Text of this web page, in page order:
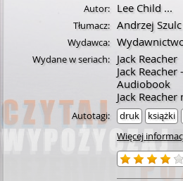
Autor: Lee Child...
Tłumacz: Andrzej Szulc
Wydawca:
Wydane w seriach:
Jack Reacher
Jack
Audiobook
Jack Reacher
Autotagi: druk książki
Więcej